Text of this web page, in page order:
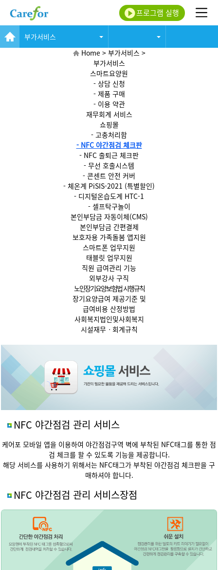
프로그램 실행
부가서비스
Home > 부가서비스 >
부가서비스
스마트요양원
- 상담 신청
- 제품 구매
- 이용 약관
재무회계 서비스
쇼핑몰
- 고충처리함
- NFC 야간점검 체크판
- NFC 출퇴근 체크판
- 무선 호출시스템
- 콘센트 안전 커버
- 체온계 PiSIS-2021 (특별할인)
- 디지털온습도계 HTC-1
- 셀프탁구놀이
본인부담금 자동이체(CMS)
본인부담금 간편결제
보호자용 가족돌봄 앱지원
스마트폰 업무지원
태블릿 업무지원
직원 급여관리 기능
외부강사 구직
노인장기요양보험법 시행규칙
장기요양급여 제공기준 및
급여비용 산정방법
사회복지법인및사회복지
시설재무ㆍ회계규칙
NFC 야간점검 관리 서비스
케어포 모바일 앱을 이용하여 야간점검구역 벽에 부착된 NFC태그를 통한 점
검 체크를 할 수 있도록 기능을 제공합니다.
해당 서비스를 사용하기 위해서는 NFC태그가 부착된 야간점검 체크판을 구
매하셔야 합니다.
NFC 야간점검 관리 서비스장점